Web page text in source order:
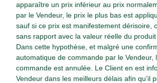
apparaître un prix inférieur au prix
par le Vendeur, le prix le plus bas est
sauf si ce prix est manifestement dérisoire,
sans rapport avec la valeur réelle du produit
Dans cette hypothèse, et malgré une
automatique de commande par le Vendeur,
commande est annulée. Le Client en est
Vendeur dans les meilleurs délais afin qu’il